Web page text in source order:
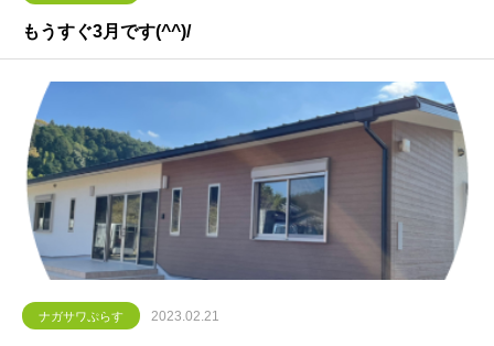
もうすぐ3月です(^^)/
ナガサワぷらす 2023.02.21